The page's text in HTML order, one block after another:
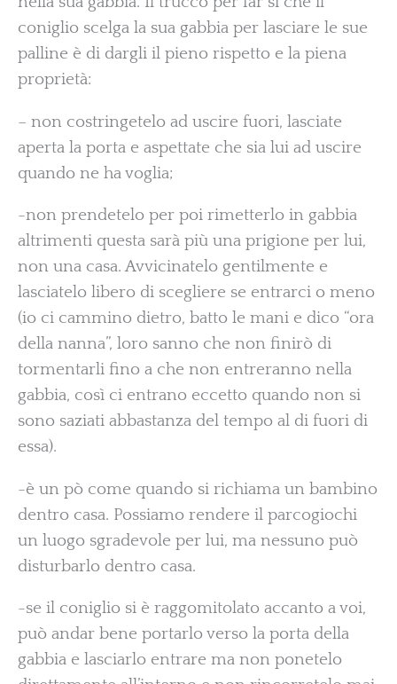
coniglio scelga la sua gabbia per lasciare le sue
palline è di dargli il pieno rispetto e la piena
proprietà:
– non costringetelo ad uscire fuori, lasciate
aperta la porta e aspettate che sia lui ad uscire
quando ne ha voglia;
-non prendetelo per poi rimetterlo in gabbia
altrimenti questa sarà più una prigione per lui,
non una casa. Avvicinatelo gentilmente e
lasciatelo libero di scegliere se entrarci o meno
(io ci cammino dietro, batto le mani e dico “ora
della nanna”, loro sanno che non finirò di
tormentarli fino a che non entreranno nella
gabbia, così ci entrano eccetto quando non si
sono saziati abbastanza del tempo al di fuori di
essa).
-è un pò come quando si richiama un bambino
dentro casa. Possiamo rendere il parcogiochi
un luogo sgradevole per lui, ma nessuno può
disturbarlo dentro casa.
-se il coniglio si è raggomitolato accanto a voi,
può andar bene portarlo verso la porta della
gabbia e lasciarlo entrare ma non ponetelo